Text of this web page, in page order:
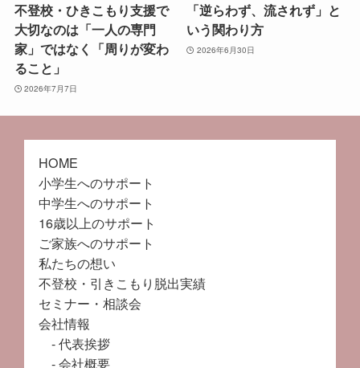
不登校・ひきこもり支援で
大切なのは「一人の専門
家」ではなく「周りが変わ
ること」
2026年7月7日
「逆らわず、流されず」と
いう関わり方
2026年6月30日
HOME
小学生へのサポート
中学生へのサポート
16歳以上のサポート
ご家族へのサポート
私たちの想い
不登校・引きこもり脱出実績
セミナー・相談会
会社情報
代表挨拶
会社概要